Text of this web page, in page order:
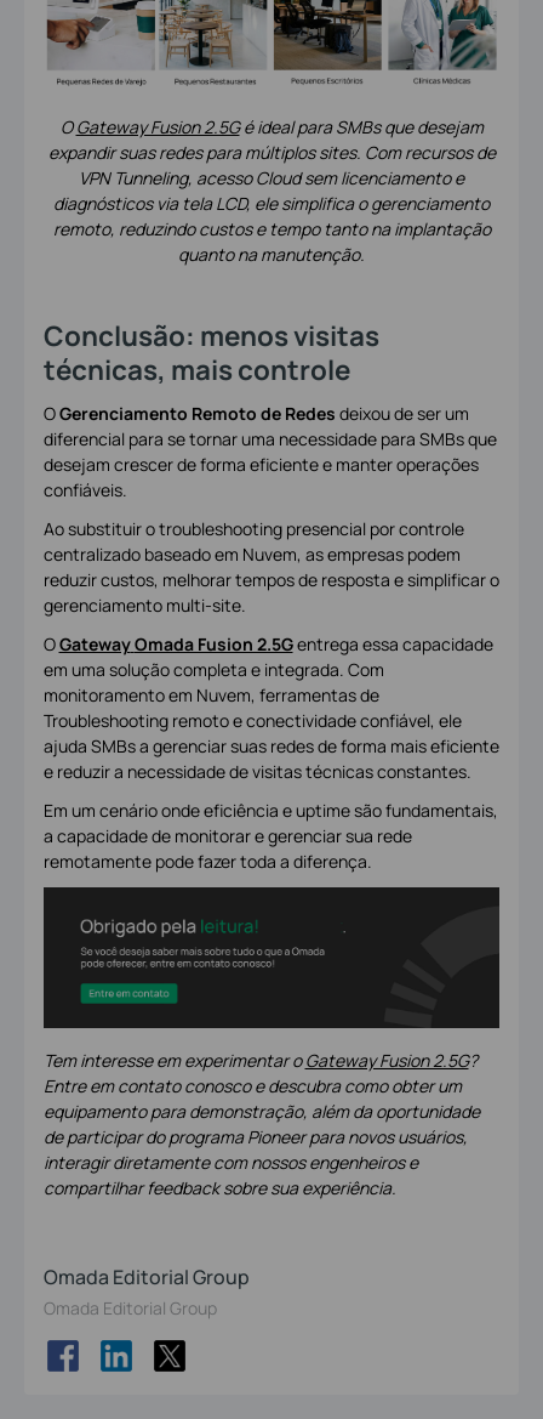
OGateway Fusion 2.5Gé ideal para SMBs que desejam
expandir suas redes para múltiplos sites. Com recursos de
VPN Tunneling, acesso Cloud sem licenciamento e
diagnósticos via tela LCD, ele simplifica o gerenciamento
remoto, reduzindo custos e tempo tanto na implantação
quanto na manutenção.
Conclusão: menos visitas
técnicas, mais controle
OGerenciamento Remoto de Redes deixou de ser um
diferencial para se tornar uma necessidade para SMBs que
desejam crescer de forma eficiente e manter operações
confiáveis.
Ao substituir o troubleshooting presencial por controle
centralizado baseado em Nuvem, as empresas podem
reduzir custos, melhorar tempos de resposta e simplificar o
gerenciamento multi-site.
OGatewayOmada Fusion 2.5Gentrega essa capacidade
em uma solução completa e integrada. Com
monitoramento em Nuvem, ferramentas de
Troubleshooting remoto e conectividade confiável, ele
ajuda SMBs a gerenciar suas redes de forma mais eficiente
e reduzir a necessidade de visitas técnicas constantes.
Em um cenário onde eficiência e uptime são fundamentais,
a capacidade de monitorar e gerenciar sua rede
remotamente pode fazer toda a diferença.
Tem interesse em experimentar oGateway Fusion 2.5G?
Entre em contato conosco e descubra como obter um
equipamento para demonstração, além da oportunidade
de participar do programa Pioneer para novos usuários,
interagir diretamente com nossos engenheiros e
compartilhar feedback sobre sua experiência.
Omada Editorial Group
Omada Editorial Group